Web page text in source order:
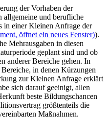
der Vorhaben der
allgemeine und berufliche
in einer Kleinen Anfrage der
öffnet ein neues Fenster)).
Mehrausgaben in diesen
geplant sind und ob
anderer Bereiche gehen. In
in denen Kürzungen
zur Kleinen Anfrage erklärt
sich darauf geeinigt, allen
beste Bildungschancen
größtenteils die
Maßnahmen.